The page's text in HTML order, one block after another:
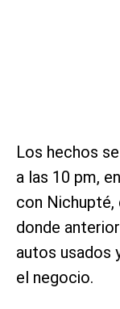
Los hechos
a las 10 pm,
con Nichupté,
donde
autos usados
el negocio.